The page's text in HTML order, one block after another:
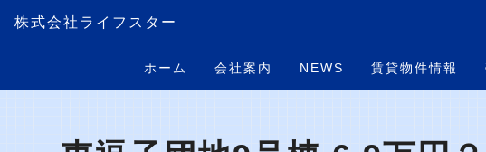
株式会社ライフスター
ホーム 会社案内 NEWS 賃貸物件情報